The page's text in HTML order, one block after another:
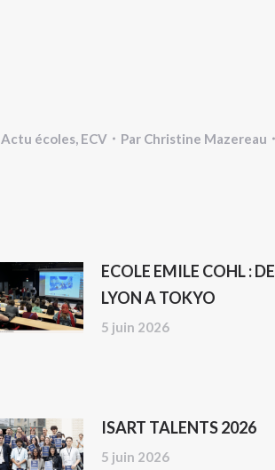
Actu écoles, ECV Par Christine Mazereau
ECOLE EMILE COHL : DE
LYON A TOKYO
5 juin 2026
ISART TALENTS 2026
5 juin 2026